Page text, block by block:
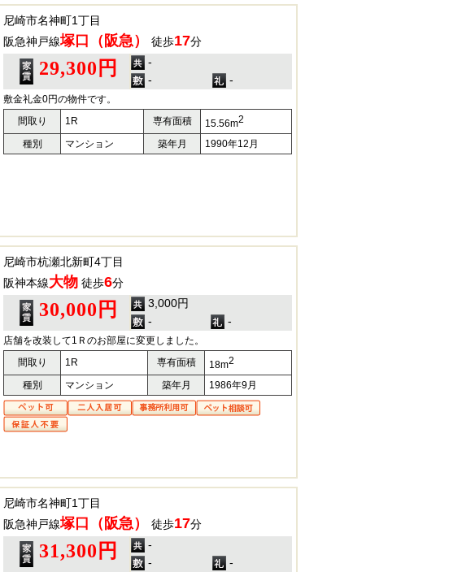
尼崎市名神町1丁目
阪急神戸線塚口（阪急） 徒歩17分
29,300円
-
-
-
敷金礼金0円の物件です。
間取り
1R 専有面積 15.56m2
種別 マンション 築年月 1990年12月
尼崎市杭瀬北新町4丁目
阪神本線大物 徒歩6分
30,000円
3,000円
-
-
店舗を改装して1Ｒのお部屋に変更しました。
間取り
1R 専有面積 18m2
種別 マンション 築年月 1986年9月
尼崎市名神町1丁目
阪急神戸線塚口（阪急） 徒歩17分
31,300円
-
-
-